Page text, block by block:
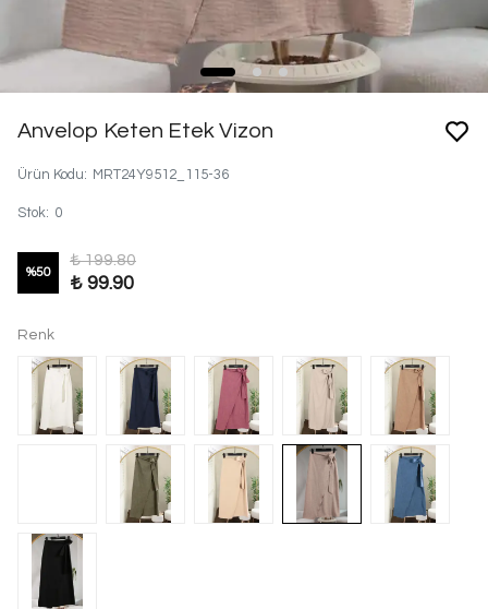
Anvelop Keten Etek Vizon
Ürün Kodu: MRT24Y9512_115-36
Stok: 0
%50
₺ 199.80
₺ 99.90
Renk